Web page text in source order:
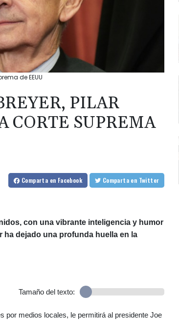
de EEUU
PILAR
CORTE SUPREMA
Comparta en Facebook Comparta en Twitter
con una vibrante inteligencia y humor
ha dejado una profunda huella en la
Tamaño del texto:
por medios locales, le permitirá al presidente Joe